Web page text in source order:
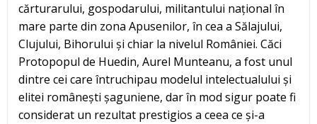
cărturarului, gospodarului, militantului național în
mare parte din zona Apusenilor, în cea a Sălajului,
Clujului, Bihorului și chiar la nivelul României. Căci
Protopopul de Huedin, Aurel Munteanu, a fost unul
dintre cei care întruchipau modelul intelectualului și
elitei românești șaguniene, dar în mod sigur poate fi
considerat un rezultat prestigios a ceea ce și-a